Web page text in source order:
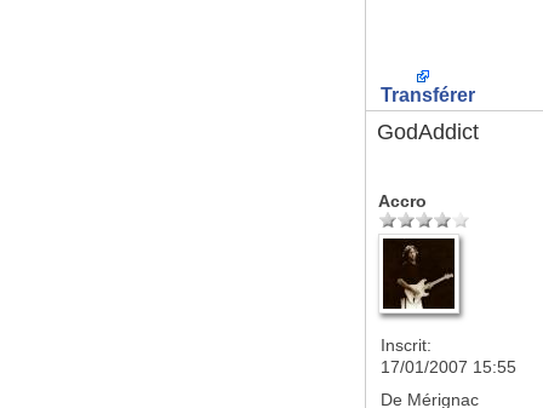
Transférer
GodAddict
Accro
Inscrit:
17/01/2007 15:55
De Mérignac